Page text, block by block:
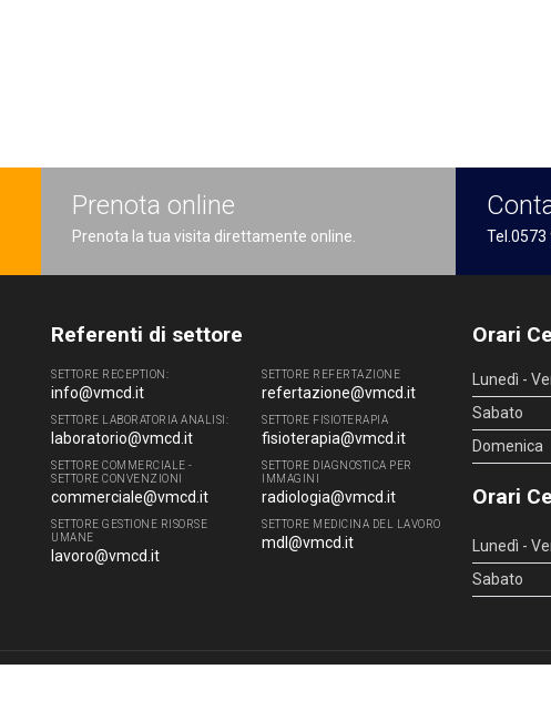
Prenota online
Prenota la tua visita direttamente online. Tel.0573
Referenti di settore
SETTORE RECEPTION:
info@vmcd.it
SETTORE LABORATORIA ANALISI:
laboratorio@vmcd.it
SETTORE COMMERCIALE -
SETTORE CONVENZIONI
commerciale@vmcd.it
SETTORE GESTIONE RISORSE
UMANE
lavoro@vmcd.it
SETTORE REFERTAZIONE
refertazione@vmcd.it
SETTORE FISIOTERAPIA
fisioterapia@vmcd.it
SETTORE DIAGNOSTICA PER
IMMAGINI
radiologia@vmcd.it
SETTORE MEDICINA DEL LAVORO
mdl@vmcd.it
Orari
Lunedì -
Sabato
Domenica
Orari
Lunedì -
Sabato